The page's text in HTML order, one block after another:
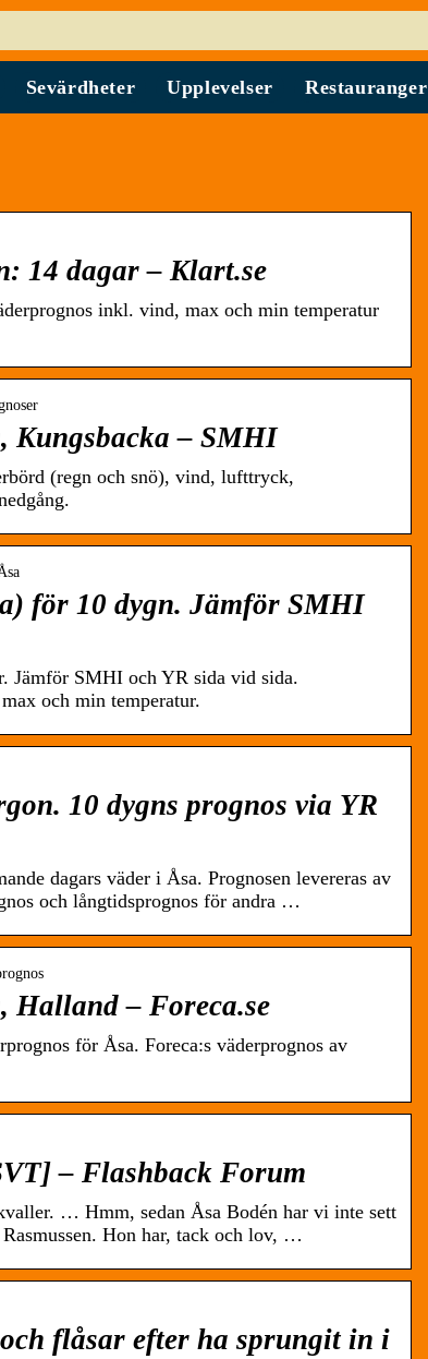
Sevärdheter Upplevelser Restauranger
14 dagar – Klart.se
inkl. vind, max och min temperatur
Kungsbacka – SMHI
(regn och snö), vind, lufttryck,
för 10 dygn. Jämför SMHI
Jämför SMHI och YR sida vid sida.
och min temperatur.
10 dygns prognos via YR
dagars väder i Åsa. Prognosen levereras av
och långtidsprognos för andra …
Halland – Foreca.se
för Åsa. Foreca:s väderprognos av
– Flashback Forum
… Hmm, sedan Åsa Bodén har vi inte sett
Hon har, tack och lov, …
flåsar efter ha sprungit in i